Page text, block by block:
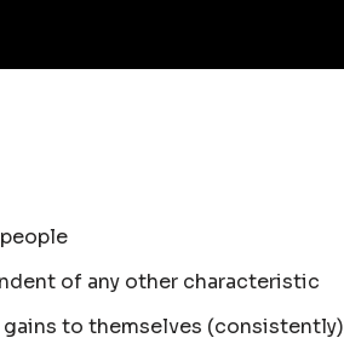
of any other characteristic
to themselves (consistently)